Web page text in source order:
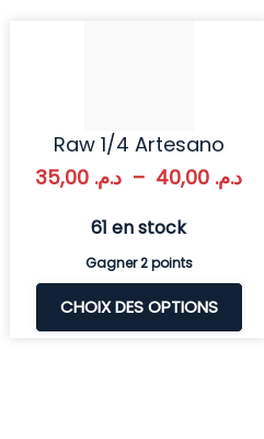
Raw 1/4 Artesano
د.م. – د.م.
61 en stock
Gagner 2 points
CHOIX DES OPTIONS